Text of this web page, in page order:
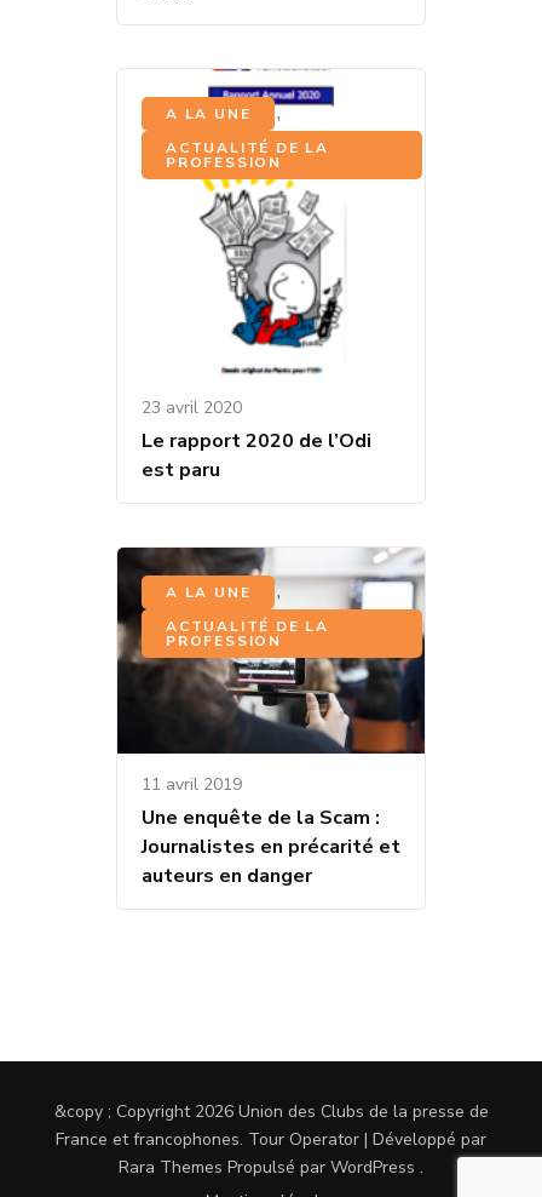
A LA UNE ,
ACTUALITÉ DE LA
PROFESSION
23 avril 2020
Le rapport 2020 de l’Odi
est paru
A LA UNE ,
ACTUALITÉ DE LA
PROFESSION
11 avril 2019
Une enquête de la Scam :
Journalistes en précarité et
auteurs en danger
&copy ; Copyright 2026 Union des Clubs de la presse de
France et francophones. Tour Operator | Développé par
Rara Themes Propulsé par WordPress .